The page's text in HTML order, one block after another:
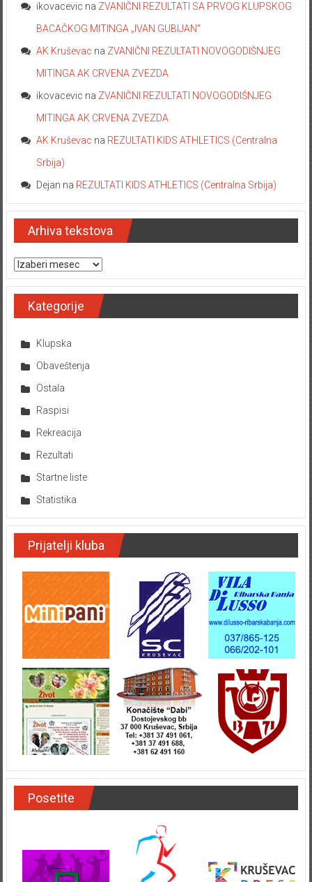
ikovacevic na ZVANIČNI REZULTATI SA PRVOG KLUPSKOG
BACAČKOG MITINGA „IVAN GUBIJAN“
AK Kruševac na ZVANIČNI REZULTATI NOVOGODIŠNJEG
MITINGA AK CRVENA ZVEZDA
ikovacevic na ZVANIČNI REZULTATI NOVOGODIŠNJEG
MITINGA AK CRVENA ZVEZDA
AK Kruševac na REZULTATI KIDS ATHLETICS (Centralna
Srbija)
Dejan na REZULTATI KIDS ATHLETICS (Centralna Srbija)
Arhiva tekstova
Arhiva tekstova
Kategorije
Klupska
Obaveštenja
Ostala
Raspisi
Rekreacija
Rezultati
Startne liste
Statistika
Prijatelji kluba
Posetite